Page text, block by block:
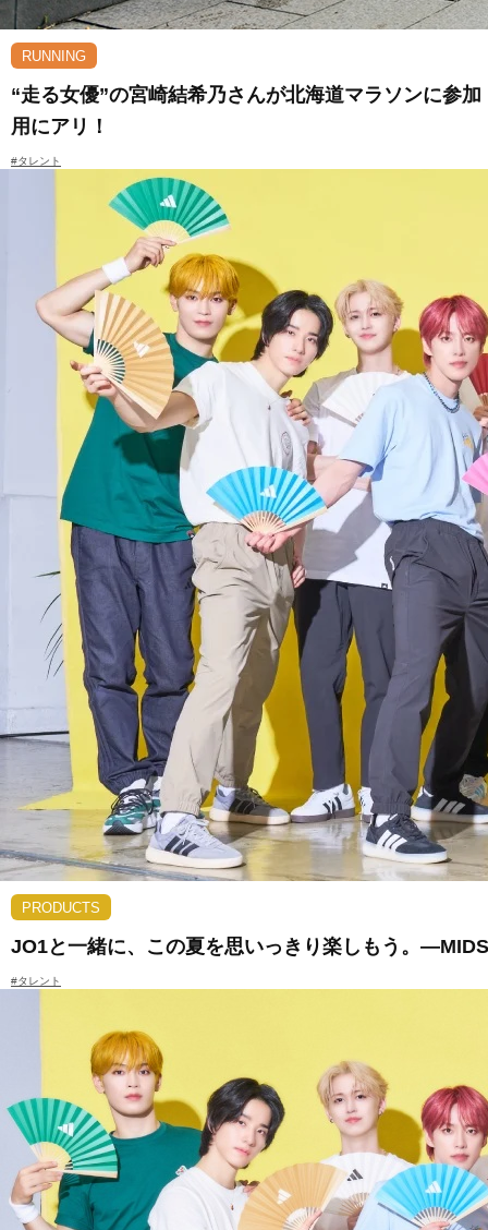
RUNNING
“走る女優”の宮崎結希乃さんが北海道マラソンに参
用にアリ！
#タレント
PRODUCTS
JO1と一緒に、この夏を思いっきり楽しもう。
#タレント